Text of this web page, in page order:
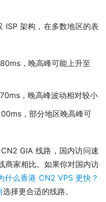
ISP 架构，在多数地区的表
，晚高峰可能上升至
，晚高峰波动相对较小
，部分地区晚高峰可
GIA 线路，国内访问速
商家相比。如果你对国内访
什么香港 CN2 VPS 更快？
选择更合适的线路。